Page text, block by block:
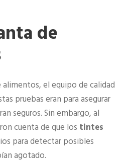
de
alimentos, el equipo de calidad
pruebas eran para asegurar
seguros. Sin embargo, al
cuenta de que los tintes
para detectar posibles
agotado.